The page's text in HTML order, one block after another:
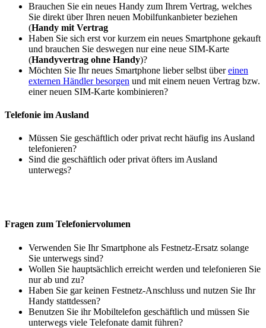
Brauchen Sie ein neues Handy zum Ihrem Vertrag, welches
Sie direkt über Ihren neuen Mobilfunkanbieter beziehen
(Handy mit Vertrag
Haben Sie sich erst vor kurzem ein neues Smartphone gekauft
und brauchen Sie deswegen nur eine neue SIM-Karte
(Handyvertrag ohne Handy)?
Möchten Sie Ihr neues Smartphone lieber selbst übereinen
externen Händler besorgen und mit einem neuen Vertrag bzw.
einer neuen SIM-Karte kombinieren?
Telefonie im Ausland
Müssen Sie geschäftlich oder privat recht häufig ins Ausland
telefonieren?
Sind die geschäftlich oder privat öfters im Ausland
unterwegs?
Fragen zum Telefoniervolumen
Verwenden Sie Ihr Smartphone als Festnetz-Ersatz solange
Sie unterwegs sind?
Wollen Sie hauptsächlich erreicht werden und telefonieren Sie
nur ab und zu?
Haben Sie gar keinen Festnetz-Anschluss und nutzen Sie Ihr
Handy stattdessen?
Benutzen Sie ihr Mobiltelefon geschäftlich und müssen Sie
unterwegs viele Telefonate damit führen?